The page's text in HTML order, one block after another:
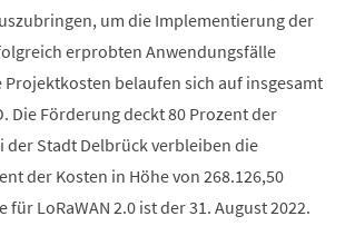
um die Implementierung der
erprobten Anwendungsfälle
belaufen sich auf insgesamt
Die Förderung deckt 80 Prozent der
der Stadt Delbrück verbleiben die
der Kosten in Höhe von 268.126,50
für LoRaWAN 2.0 ist der 31. August 2022.